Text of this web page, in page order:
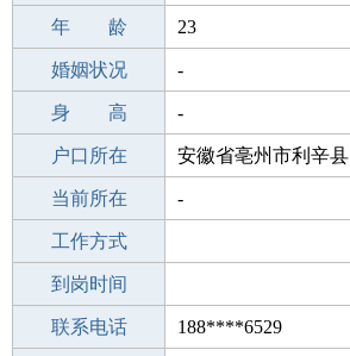
性 别 女
年 龄 23
出生年月 2003-11-02
婚姻状况 -
学 历 本科
身 高 -
毕业学校 本科
户口所在 安徽省亳州市利辛县
所学专业 -
当前所在 -
工作经验
工作方式
驾 照
到岗时间
期望月薪
联系电话 188****6529